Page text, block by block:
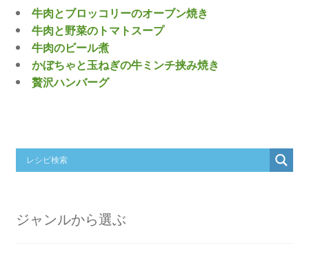
牛肉とブロッコリーのオーブン焼き
牛肉と野菜のトマトスープ
牛肉のビール煮
かぼちゃと玉ねぎの牛ミンチ挟み焼き
贅沢ハンバーグ
ジャンルから選ぶ